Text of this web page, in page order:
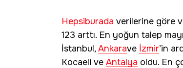
Hepsiburada verilerine göre
123 arttı. En yoğun talep
İstanbul,Ankarave İzmir’in
Kocaeli ve Antalya oldu. En